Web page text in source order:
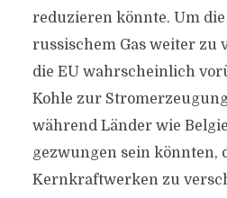
reduzieren könnte. Um
russischem Gas weiter zu
die EU wahrscheinlich
Kohle zur
während Länder wie
gezwungen sein könnten,
Kernkraftwerken zu